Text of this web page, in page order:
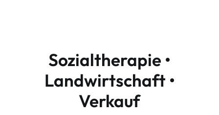
Sozialtherapie •
Landwirtschaft •
Verkauf